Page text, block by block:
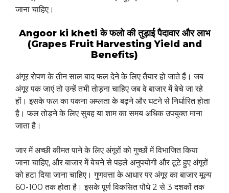
जाना चाहिए।
Angoor ki kheti के फलो की तुड़ाई पैदावार और लाभ
(Grapes Fruit Harvesting Yield and
Benefits)
अंगूर रोपण के तीन साल बाद फल देने के लिए तैयार हो जाते हैं। जब
अंगूर पक जाएं तो उन्हें तभी तोड़ना चाहिए जब वे बाजार में बेचे जा रहे
हों। इसके फल का पकना अम्लता के बढ़ने और घटने से निर्धारित होता
है। फल तोड़ने के लिए सुबह या शाम का समय अधिक उपयुक्त माना
जाता है।
जार में अच्छी कीमत पाने के लिए अंगूरों को गुच्छों में विभाजित किया
जाना चाहिए, और बाजार में बेचने से पहले अनुपयोगी और टूटे हुए अंगूरों
को हटा दिया जाना चाहिए। गुणवत्ता के आधार पर अंगूर का बाजार मूल्य
60-100 तक होता है। इसके पूर्ण विकसित पौधे 2 से 3 दशकों तक